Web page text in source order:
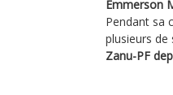
Emmerson
Pendant sa
plusieurs de
Zanu-PF